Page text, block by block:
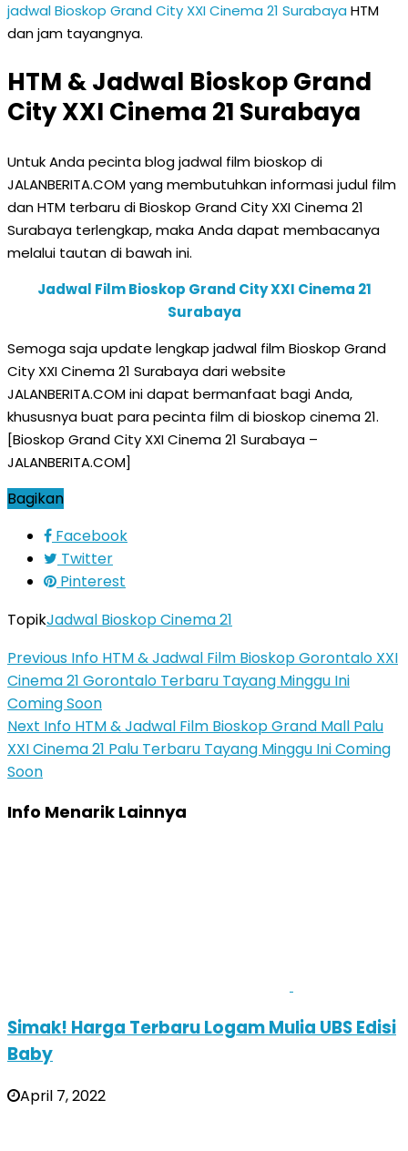
jadwal Bioskop Grand City XXI Cinema 21 Surabaya HTM
dan jam tayangnya.
HTM & Jadwal Bioskop Grand
City XXI Cinema 21 Surabaya
Untuk Anda pecinta blog jadwal film bioskop di
JALANBERITA.COM yang membutuhkan informasi judul film
dan HTM terbaru di Bioskop Grand City XXI Cinema 21
Surabaya terlengkap, maka Anda dapat membacanya
melalui tautan di bawah ini.
Jadwal Film Bioskop Grand City XXI Cinema 21
Surabaya
Semoga saja update lengkap jadwal film Bioskop Grand
City XXI Cinema 21 Surabaya dari website
JALANBERITA.COM ini dapat bermanfaat bagi Anda,
khususnya buat para pecinta film di bioskop cinema 21.
[Bioskop Grand City XXI Cinema 21 Surabaya –
JALANBERITA.COM]
Bagikan
Facebook
Twitter
Pinterest
TopikJadwal Bioskop Cinema 21
Previous Info HTM & Jadwal Film Bioskop Gorontalo XXI
Cinema 21 Gorontalo Terbaru Tayang Minggu Ini
Coming Soon
Next Info HTM & Jadwal Film Bioskop Grand Mall Palu
XXI Cinema 21 Palu Terbaru Tayang Minggu Ini Coming
Soon
Info Menarik Lainnya
Simak! Harga Terbaru Logam Mulia UBS Edisi
Baby
April 7, 2022